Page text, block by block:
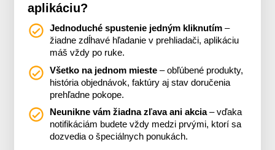
aplikáciu?
Jednoduché spustenie jedným kliknutím –
žiadne zdĺhavé hľadanie v prehliadači, aplikáciu
máš vždy po ruke.
Všetko na jednom mieste – obľúbené produkty,
história objednávok, faktúry aj stav doručenia
prehľadne pokope.
Neunikne vám žiadna zľava ani akcia– vďaka
notifikáciám budete vždy medzi prvými, ktorí sa
dozvedia o špeciálnych ponukách.